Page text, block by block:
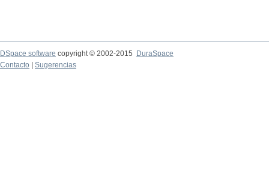
DSpace software copyright © 2002-2015
DuraSpace
Contacto
Sugerencias